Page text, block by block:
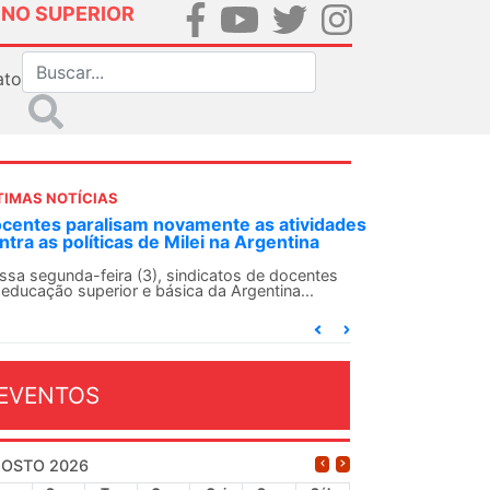
SUPERIOR
NOTÍCIAS
SN convoca docentes para Dia de
Internacionalista com Cuba em
de agosto
SN conclama suas seções sindicais e o
2026